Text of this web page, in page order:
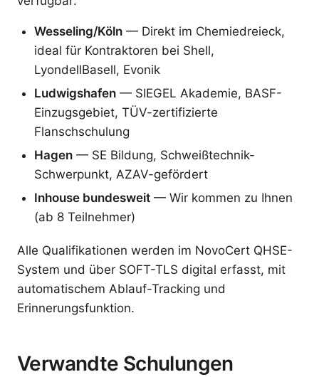
Wesseling/Köln — Direkt im Chemiedreieck,
ideal für Kontraktoren bei Shell,
LyondellBasell, Evonik
Ludwigshafen — SIEGEL Akademie, BASF-
Einzugsgebiet, TÜV-zertifizierte
Flanschschulung
Hagen — SE Bildung, Schweißtechnik-
Schwerpunkt, AZAV-gefördert
Inhouse bundesweit — Wir kommen zu Ihnen
(ab 8 Teilnehmer)
Alle Qualifikationen werden im NovoCert QHSE-
System und über SOFT-TLS digital erfasst, mit
automatischem Ablauf-Tracking und
Erinnerungsfunktion.
Verwandte Schulungen